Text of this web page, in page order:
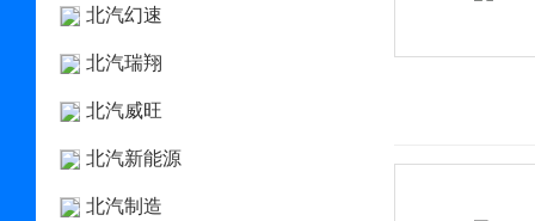
北汽幻速
北汽瑞翔
北汽威旺
北汽新能源
北汽制造